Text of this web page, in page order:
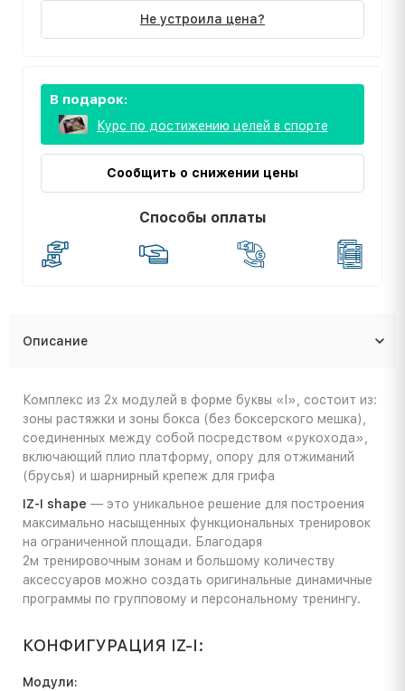
Не устроила цена?
В подарок:
Курс по достижению целей в спорте
Сообщить о снижении цены
Способы оплаты
Описание
Комплекс из 2х модулей в форме буквы «I», состоит из:
зоны растяжки и зоны бокса (без боксерского мешка),
соединенных между собой посредством «рукохода»,
включающий плио платформу, опору для отжиманий
(брусья) и шарнирный крепеж для грифа
IZ-I shape — это уникальное решение для построения
максимально насыщенных функциональных тренировок
на ограниченной площади. Благодаря
2м тренировочным зонам и большому количеству
аксессуаров можно создать оригинальные динамичные
программы по групповому и персональному тренингу.
КОНФИГУРАЦИЯ IZ-I:
Модули: